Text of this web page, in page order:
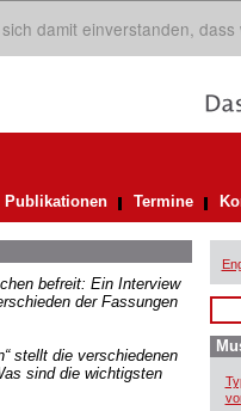
damit einverstanden, dass
Publikationen Termine
befreit: Ein Interview
der Fassungen
stellt die verschiedenen
sind die wichtigsten